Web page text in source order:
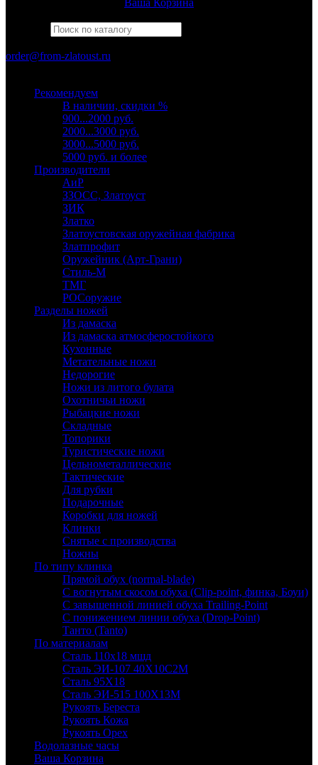
Ваша Корзина
order@from-zlatoust.ru
Рекомендуем
В наличии, скидки %
900...2000 руб.
2000...3000 руб.
3000...5000 руб.
5000 руб. и более
Производители
АиР
ЗЗОСС, Златоуст
ЗИК
Златко
Златоустовская оружейная фабрика
Златпрофит
Оружейник (Арт-Грани)
Стиль-М
ТМГ
РОСоружие
Разделы ножей
Из дамаска
Из дамаска атмосферостойкого
Кухонные
Метательные ножи
Недорогие
Ножи из литого булата
Охотничьи ножи
Рыбацкие ножи
Складные
Топорики
Туристические ножи
Цельнометаллические
Тактические
Для рубки
Подарочные
Коробки для ножей
Клинки
Снятые с производства
Ножны
По типу клинка
Прямой обух (normal-blade)
С вогнутым скосом обуха (Clip-point, финка, Боуи)
С завышенной линией обуха Trailing-Point
С понижением линии обуха (Drop-Point)
Танто (Tanto)
По материалам
Сталь 110х18 мшд
Сталь ЭИ-107 40Х10С2М
Сталь 95Х18
Сталь ЭИ-515 100Х13М
Рукоять Береста
Рукоять Кожа
Рукоять Орех
Водолазные часы
Ваша Корзина